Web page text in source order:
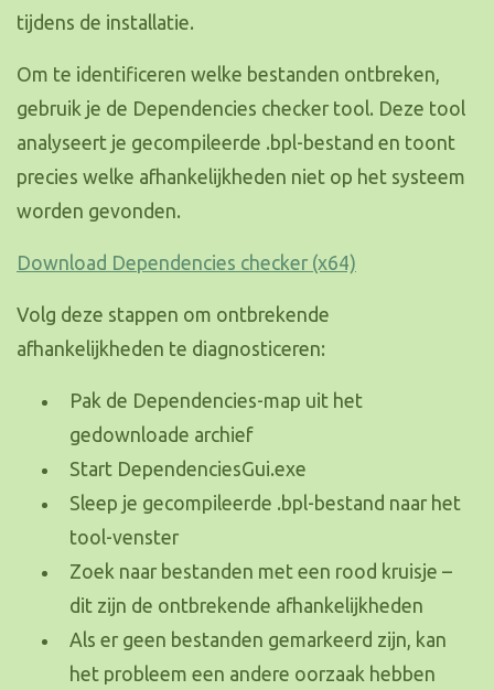
tijdens de installatie.
Om te identificeren welke bestanden ontbreken,
gebruik je de Dependencies checker tool. Deze tool
analyseert je gecompileerde .bpl-bestand en toont
precies welke afhankelijkheden niet op het systeem
worden gevonden.
Download Dependencies checker (x64)
Volg deze stappen om ontbrekende
afhankelijkheden te diagnosticeren:
Pak de Dependencies-map uit het
gedownloade archief
Start DependenciesGui.exe
Sleep je gecompileerde .bpl-bestand naar het
tool-venster
Zoek naar bestanden met een rood kruisje –
dit zijn de ontbrekende afhankelijkheden
Als er geen bestanden gemarkeerd zijn, kan
het probleem een andere oorzaak hebben